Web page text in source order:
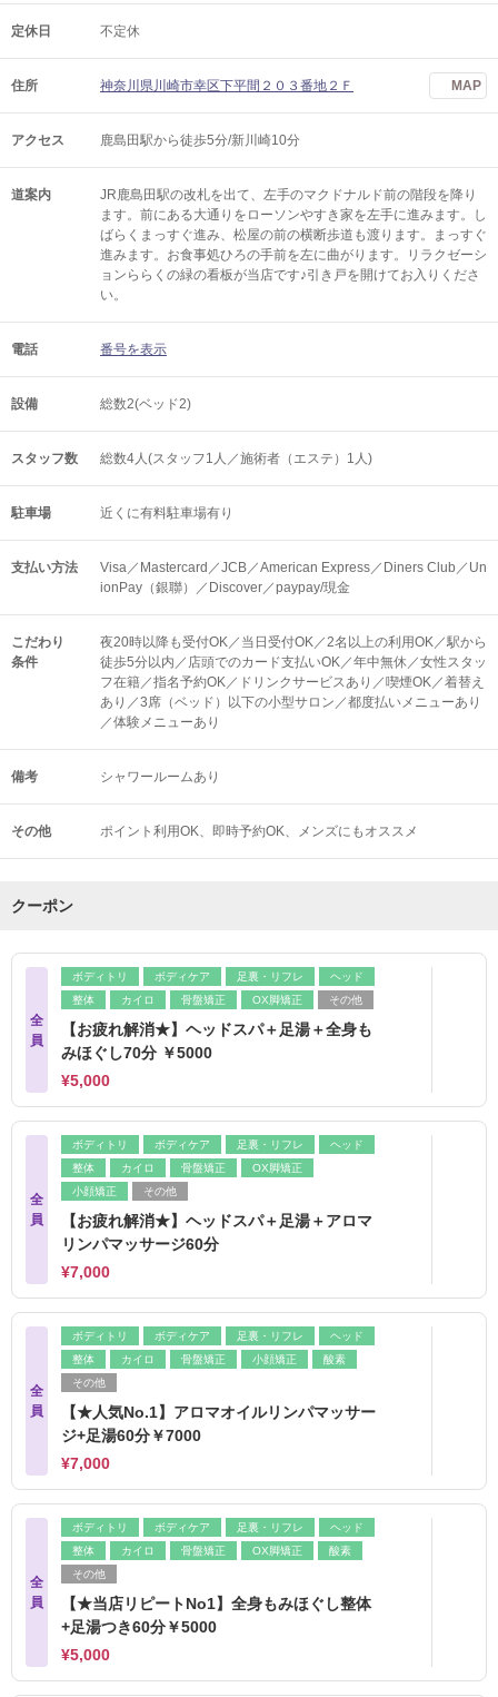
定休日 不定休
住所 神奈川県川崎市幸区下平間２０３番地２Ｆ MAP
アクセス 鹿島田駅から徒歩5分/新川崎10分
道案内
JR鹿島田駅の改札を出て、左手のマクドナルド前の階段を降り
ます。前にある大通りをローソンやすき家を左手に進みます。し
ばらくまっすぐ進み、松屋の前の横断歩道も渡ります。まっすぐ
進みます。お食事処ひろの手前を左に曲がります。リラクゼーシ
ョンららくの緑の看板が当店です♪引き戸を開けてお入りくださ
い。
電話 番号を表示
設備 総数2(ベッド2)
スタッフ数 総数4人(スタッフ1人／施術者（エステ）1人)
駐車場 近くに有料駐車場有り
支払い方法
Visa／Mastercard／JCB／American Express／Diners Club／Un
ionPay（銀聯）／Discover／paypay/現金
こだわり
条件
夜20時以降も受付OK／当日受付OK／2名以上の利用OK／駅から
徒歩5分以内／店頭でのカード支払いOK／年中無休／女性スタッ
フ在籍／指名予約OK／ドリンクサービスあり／喫煙OK／着替え
あり／3席（ベッド）以下の小型サロン／都度払いメニューあり
／体験メニューあり
備考 シャワールームあり
その他 ポイント利用OK 即時予約OK メンズにもオススメ
クーポン
全
員
ボディトリ ボディケア 足裏・リフレ
ヘッド
整体
カイロ 骨盤矯正 OX脚矯正 その他
【お疲れ解消★】ヘッドスパ＋足湯＋全身も
みほぐし70分 ￥5000
¥5,000
全
員
ボディトリ ボディケア 足裏・リフレ
ヘッド
整体
カイロ 骨盤矯正
OX脚矯正
小顔矯正
その他
【お疲れ解消★】ヘッドスパ＋足湯＋アロマ
リンパマッサージ60分
¥7,000
全
員
ボディトリ ボディケア 足裏・リフレ
ヘッド
整体
カイロ 骨盤矯正 小顔矯正
酸素
その他
【★人気No.1】アロマオイルリンパマッサー
ジ+足湯60分￥7000
¥7,000
全
員
ボディトリ ボディケア 足裏・リフレ
ヘッド
整体
カイロ 骨盤矯正 OX脚矯正
酸素
その他
【★当店リピートNo1】全身もみほぐし整体
+足湯つき60分￥5000
¥5,000